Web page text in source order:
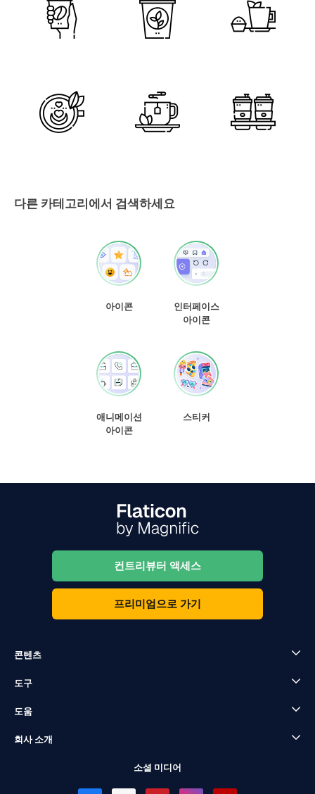
다른 카테고리에서 검색하세요
아이콘
인터페이스
아이콘
애니메이션
아이콘
스티커
컨트리뷰터 액세스
프리미엄으로 가기
콘텐츠
도구
도움
회사 소개
소셜 미디어